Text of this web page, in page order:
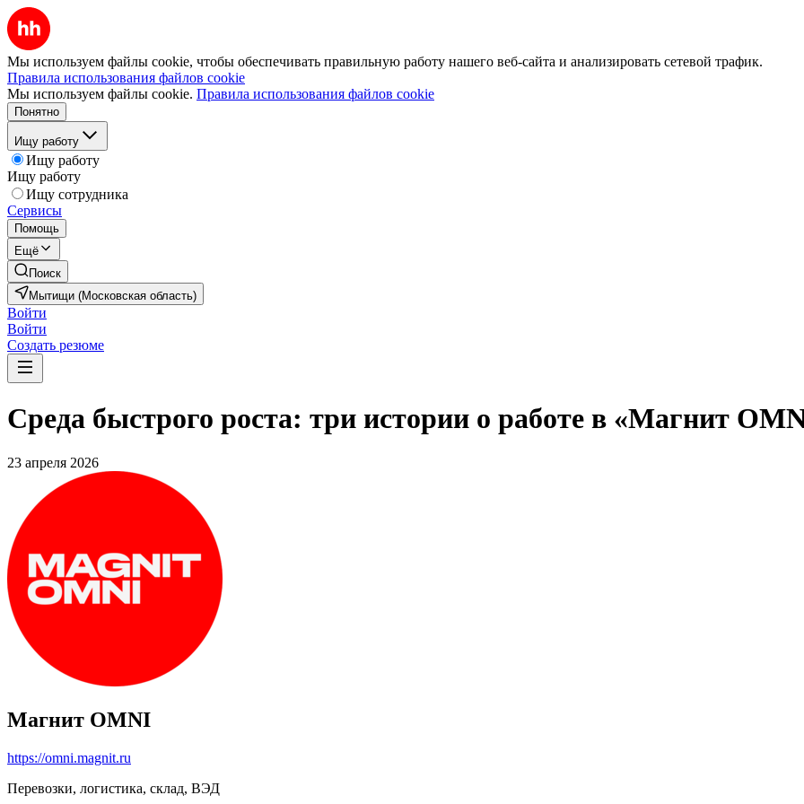
Мы используем файлы cookie, чтобы обеспечивать правильную работу нашего веб-сайта и анализировать сетевой трафик.
Правила использования файлов cookie
Мы используем файлы cookie. Правила использования файлов cookie
Понятно
Ищу работу
Ищу работу
Ищу работу
Ищу сотрудника
Сервисы
Помощь
Ещё
Поиск
Мытищи (Московская область)
Войти
Войти
Создать резюме
Среда быстрого роста: три истории о работе в «Магнит
23 апреля 2026
Магнит OMNI
https://omni.magnit.ru
Перевозки, логистика, склад, ВЭД